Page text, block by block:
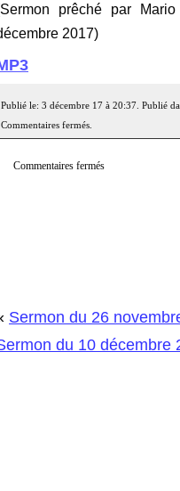
prêché par
2017)
Publié le: 3 décembre 17 à 20:37. Publié
Commentaires fermés.
Commentaires fermés
Sermon du 26
du 10 décembre